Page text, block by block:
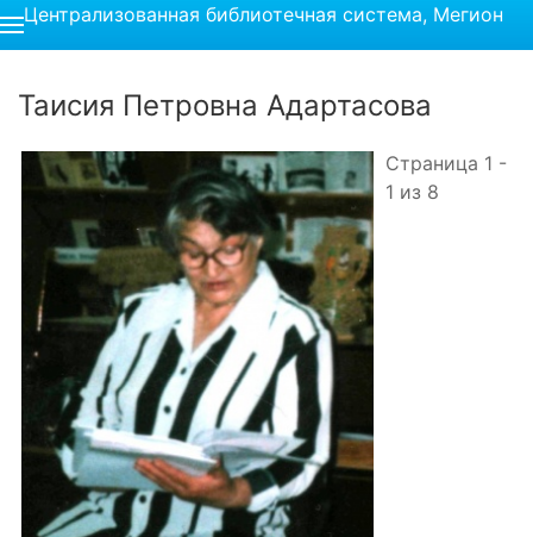
Централизованная библиотечная система, Мегион
Таисия Петровна Адартасова
Страница 1 -
1 из 8